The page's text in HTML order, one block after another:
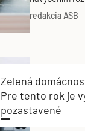
redakcia ASB -
Zelená
Pre tento rok je
pozastavené